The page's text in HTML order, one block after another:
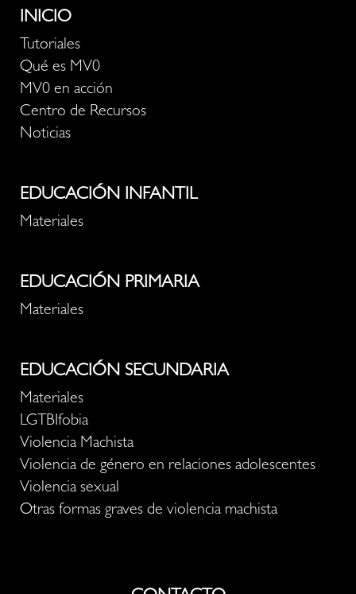
INICIO
Tutoriales
Qué es MV0
MV0 en acción
Centro de Recursos
Noticias
EDUCACIÓN INFANTIL
Materiales
EDUCACIÓN PRIMARIA
Materiales
EDUCACIÓN SECUNDARIA
Materiales
LGTBIfobia
Violencia Machista
Violencia de género en relaciones adolescentes
Violencia sexual
Otras formas graves de violencia machista